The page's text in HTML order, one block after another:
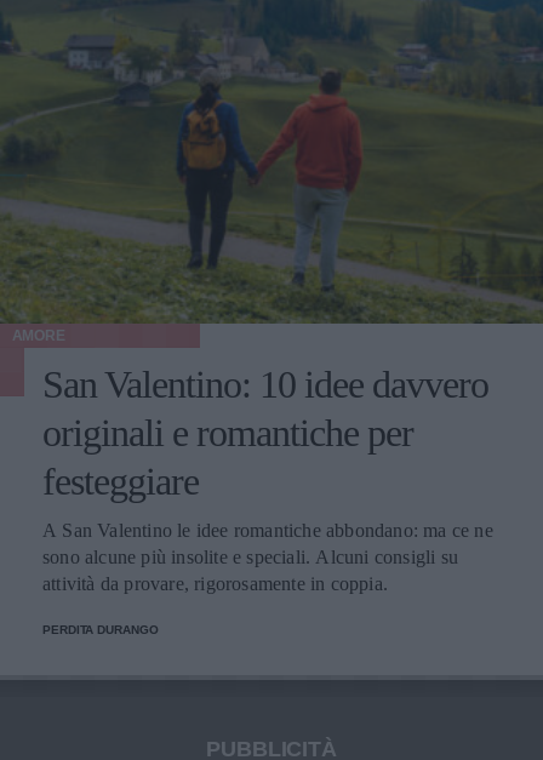
AMORE
San Valentino: 10 idee davvero
originali e romantiche per
festeggiare
A San Valentino le idee romantiche abbondano: ma ce ne
sono alcune più insolite e speciali. Alcuni consigli su
attività da provare, rigorosamente in coppia.
PERDITA DURANGO
PUBBLICITÀ